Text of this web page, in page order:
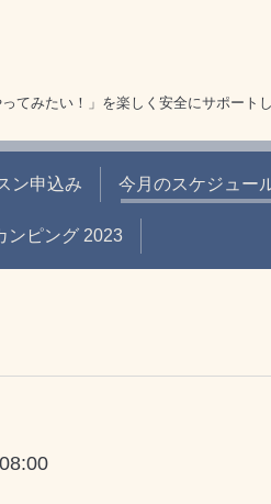
てみたい！」を楽しく安全にサポートし
ン申込み 今月のスケジュー
ンピング 2023